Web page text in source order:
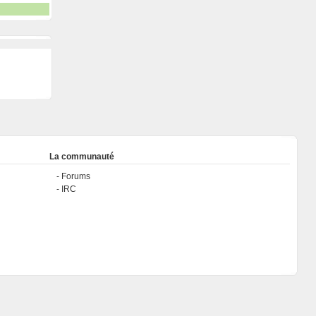
La communauté
Forums
IRC